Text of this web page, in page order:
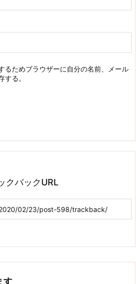
るためブラウザーに自分の名前、メール
する。
クバックURL
す